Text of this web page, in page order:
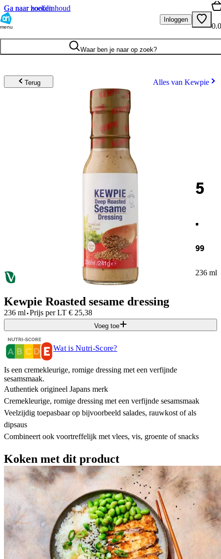
Ga naar hoofdinhoud
Ga naar zoeken
menu
Inloggen
Waar ben je naar op zoek?
Terug Alles van Kewpie
5
.
99
236 ml
Kewpie Roasted sesame dressing
236 ml·Prijs per LT € 25,38
Voeg toe
Wat is Nutri-Score?
Is een cremekleurige, romige dressing met een verfijnde
sesamsmaak.
Authentiek origineel Japans merk
Cremekleurige, romige dressing met een verfijnde sesamsmaak
Veelzijdig toepasbaar op bijvoorbeeld salades, rauwkost of als
dipsaus
Combineert ook voortreffelijk met vlees, vis, groente of snacks
Koken met dit product